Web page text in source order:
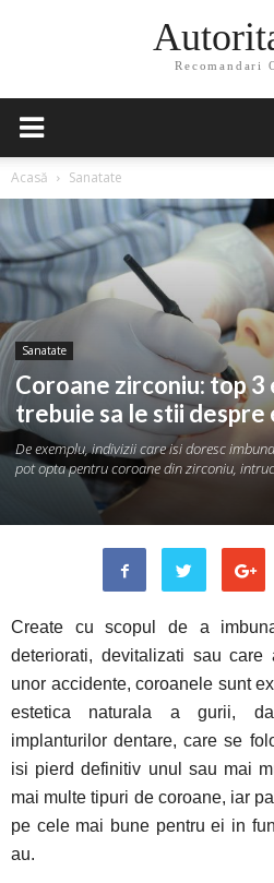
Recomandari
Acasă Sanatate
Sanatate
Coroane zirconiu: top
trebuie sa le stii despre
De exemplu, indivizii care isi doresc
pot opta pentru coroane din zirconiu,
Create cu scopul de a
deteriorati, devitalizati sau
unor accidente, coroanele sunt
estetica naturala a gurii,
implanturilor dentare, care se
isi pierd definitiv unul sau mai
mai multe tipuri de coroane, iar
pe cele mai bune pentru ei in
au.